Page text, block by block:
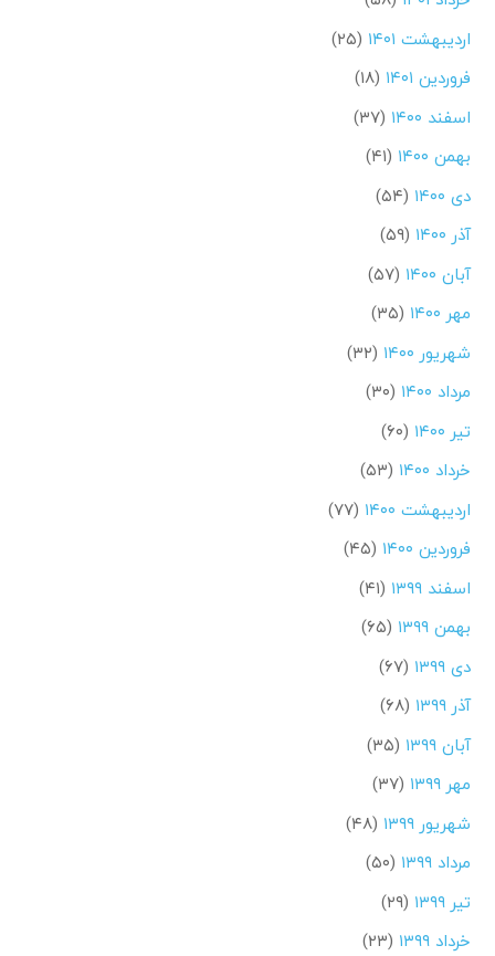
اردیبهشت ۱۴۰۱
(۲۵)
فروردین ۱۴۰۱
(۱۸)
اسفند ۱۴۰۰
(۳۷)
بهمن ۱۴۰۰
(۴۱)
دی ۱۴۰۰
(۵۴)
آذر ۱۴۰۰
(۵۹)
آبان ۱۴۰۰
(۵۷)
مهر ۱۴۰۰
(۳۵)
شهریور ۱۴۰۰
(۳۲)
مرداد ۱۴۰۰
(۳۰)
تیر ۱۴۰۰
(۶۰)
خرداد ۱۴۰۰
(۵۳)
اردیبهشت ۱۴۰۰
(۷۷)
فروردین ۱۴۰۰
(۴۵)
اسفند ۱۳۹۹
(۴۱)
بهمن ۱۳۹۹
(۶۵)
دی ۱۳۹۹
(۶۷)
آذر ۱۳۹۹
(۶۸)
آبان ۱۳۹۹
(۳۵)
مهر ۱۳۹۹
(۳۷)
شهریور ۱۳۹۹
(۴۸)
مرداد ۱۳۹۹
(۵۰)
تیر ۱۳۹۹
(۲۹)
خرداد ۱۳۹۹
(۲۳)